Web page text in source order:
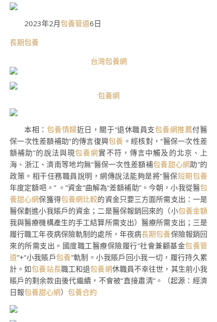
2023年2月包養管道6日
長期包養
台灣包養網
包養網
本相： 包養情婦近日，關于“退休職員支包養網推薦付醫
保一次性差額補助”的傳言復興包養 。經核對，“醫保一次性差
額補助”的說法與現包養網實不符，傳言中觸及的北京、上
海、浙江、濟南等地均無“醫保一次性差額補包養甜心網助”的
政策。相干任務職員說明，網傳說法能夠是將“醫保短期包養
年度定額吧。” 。”資金”曲解為“差額補助”。今朝，小我從醫包
養甜心網保獲得包養網比較的資金只要三方面所需支出：一是
醫保劃進小我賬戶的資金；二是醫保報銷回來的（小包養金額
我與醫療機構產生的手工結算所需支出）醫療所需支出；三是
履行職工年夜病保險軌制的處所，年夜病長期包養保險報銷回
來的所需支出。國度職工醫療保險履行“社會兼顧基金包養管
道”+“小我賬戶包養”軌制。小我賬戶回小我一切，履行持久累
計。如包養站長職工和退包養網休職員不幸往世，其生前小我
賬戶的剩余款由後代繼續，不會被“直接肅清”。（起源：經濟
日報包養甜心網） 包養合約